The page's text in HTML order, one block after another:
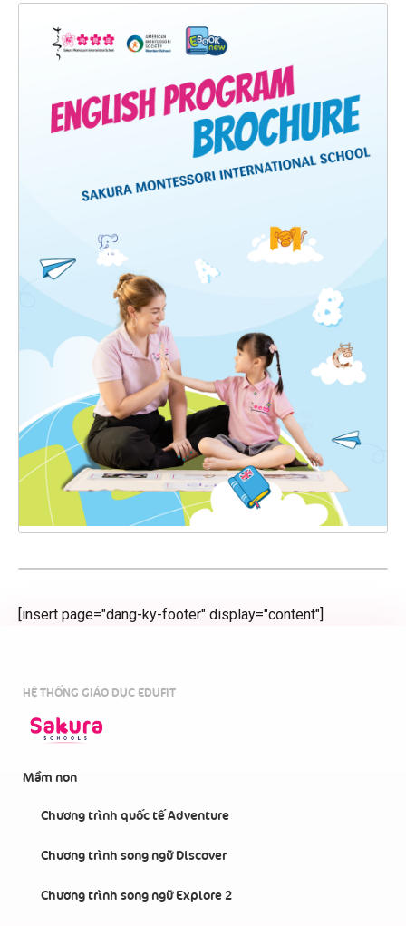
[insert page="dang-ky-footer" display="content"]
HỆ THỐNG GIÁO DỤC EDUFIT
Mầm non
Chương trình quốc tế Adventure
Chương trình song ngữ Discover
Chương trình song ngữ Explore 2